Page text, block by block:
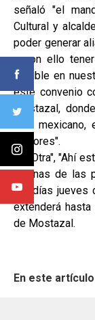
señaló "el
Cultural y
poder generar
y con ello
posible en
este convenio
Mostazal,
cine
mayores".
"La Otra", "Ahí
algunas de las
los días jueves
extenderá
de Mostazal.
En este artículo